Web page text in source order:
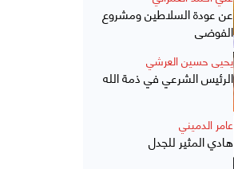
عن عودة السلاطين ومشروع
الفوضى
يحيى حسين العرشي
الرئيس الشرعي في ذمة الله
عامر الدميني
هادي المثير للجدل